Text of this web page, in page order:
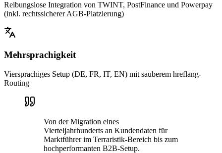
Reibungslose Integration von TWINT, PostFinance und Powerpay
(inkl. rechtssicherer AGB-Platzierung)
Mehrsprachigkeit
Viersprachiges Setup (DE, FR, IT, EN) mit sauberem hreflang-
Routing
Von der Migration eines
Vierteljahrhunderts an Kundendaten für
Marktführer im Terraristik-Bereich bis zum
hochperformanten B2B-Setup.